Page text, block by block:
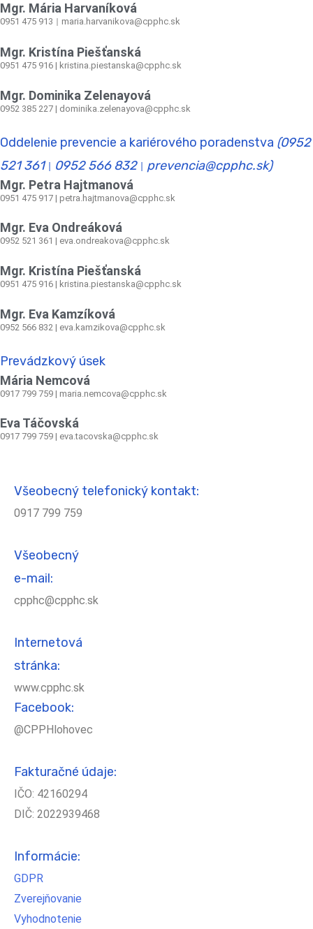
Mgr. Mária Harvaníková
0951 475 913 maria.harvanikova@cpphc.sk
Mgr. Kristína Piešťanská
0951 475 916 | kristina.piestanska@cpphc.sk
Mgr. Dominika Zelenayová
0952 385 227 | dominika.zelenayova@cpphc.sk
Oddelenie prevencie a kariérového poradenstva (0952
521 361
0952 566 832 prevencia@cpphc.sk)
Mgr. Petra Hajtmanová
0951 475 917 | petra.hajtmanova@cpphc.sk
Mgr. Eva Ondreáková
0952 521 361 | eva.ondreakova@cpphc.sk
Mgr. Kristína Piešťanská
0951 475 916 | kristina.piestanska@cpphc.sk
Mgr. Eva Kamzíková
0952 566 832 | eva.kamzikova@cpphc.sk
Prevádzkový úsek
Mária Nemcová
0917 799 759 | maria.nemcova@cpphc.sk
Eva Táčovská
0917 799 759 | eva.tacovska@cpphc.sk
Všeobecný telefonický kontakt:
0917 799 759
Všeobecný
e-mail:
cpphc@cpphc.sk
Internetová
stránka:
www.cpphc.sk
Facebook:
@CPPHlohovec
Fakturačné údaje:
IČO: 42160294
DIČ: 2022939468
Informácie:
GDPR
Zverejňovanie
Vyhodnotenie